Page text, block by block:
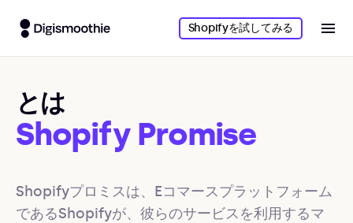
Shopifyを試してみる
とは
Shopify Promise
Shopifyプロミスは、Eコマースプラットフォーム
であるShopifyが、彼らのサービスを利用するマ